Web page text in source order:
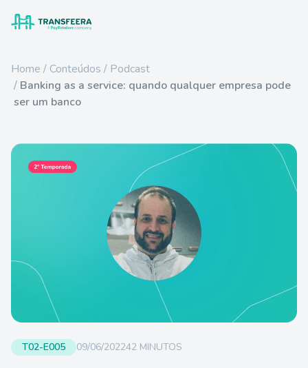
Home Conteúdos
Podcast
Banking as a service: quando qualquer empresa pode
ser um banco
T02-E005 09/06/202242 MINUTOS